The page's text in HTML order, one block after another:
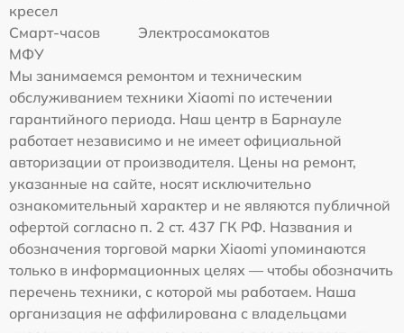
кресел
Смарт-часов
Электросамокатов
МФУ
Мы занимаемся ремонтом и техническим
обслуживанием техники Xiaomi по истечении
гарантийного периода. Наш центр в Барнауле
работает независимо и не имеет официальной
авторизации от производителя. Цены на ремонт,
указанные на сайте, носят исключительно
ознакомительный характер и не являются публичной
офертой согласно п. 2 ст. 437 ГК РФ. Названия и
обозначения торговой марки Xiaomi упоминаются
только в информационных целях — чтобы обозначить
перечень техники, с которой мы работаем. Наша
организация не аффилирована с владельцами